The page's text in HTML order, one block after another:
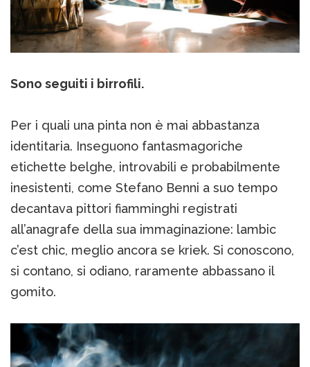
Sono seguiti i birrofili.
Per i quali una pinta non è mai abbastanza
identitaria. Inseguono fantasmagoriche
etichette belghe, introvabili e probabilmente
inesistenti, come Stefano Benni a suo tempo
decantava pittori fiamminghi registrati
all’anagrafe della sua immaginazione: lambic
c’est chic, meglio ancora se kriek. Si conoscono,
si contano, si odiano, raramente abbassano il
gomito.